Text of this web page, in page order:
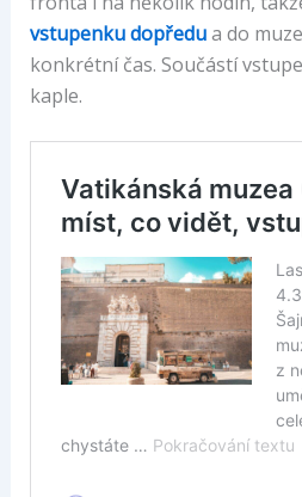
vstupenku dopředua do
konkrétní čas. Součástí
kaple.